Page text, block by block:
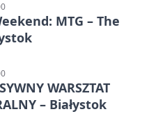
MTG – The
WARSZTAT
– Białystok